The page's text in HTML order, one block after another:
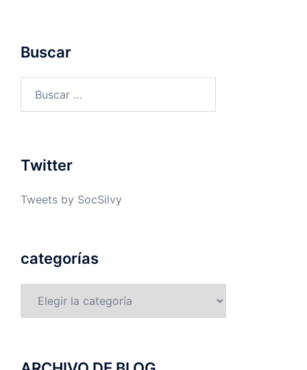
Buscar
Twitter
Tweets by SocSilvy
categorías